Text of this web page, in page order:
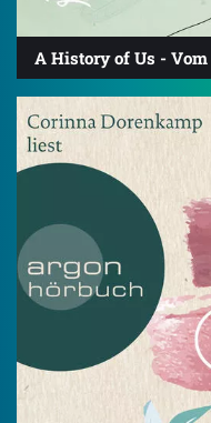
A History of Us -